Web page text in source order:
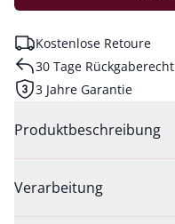
Kostenlose Retoure
30 Tage Rückgaberecht
3 Jahre Garantie
Produktbeschreibung
Verarbeitung